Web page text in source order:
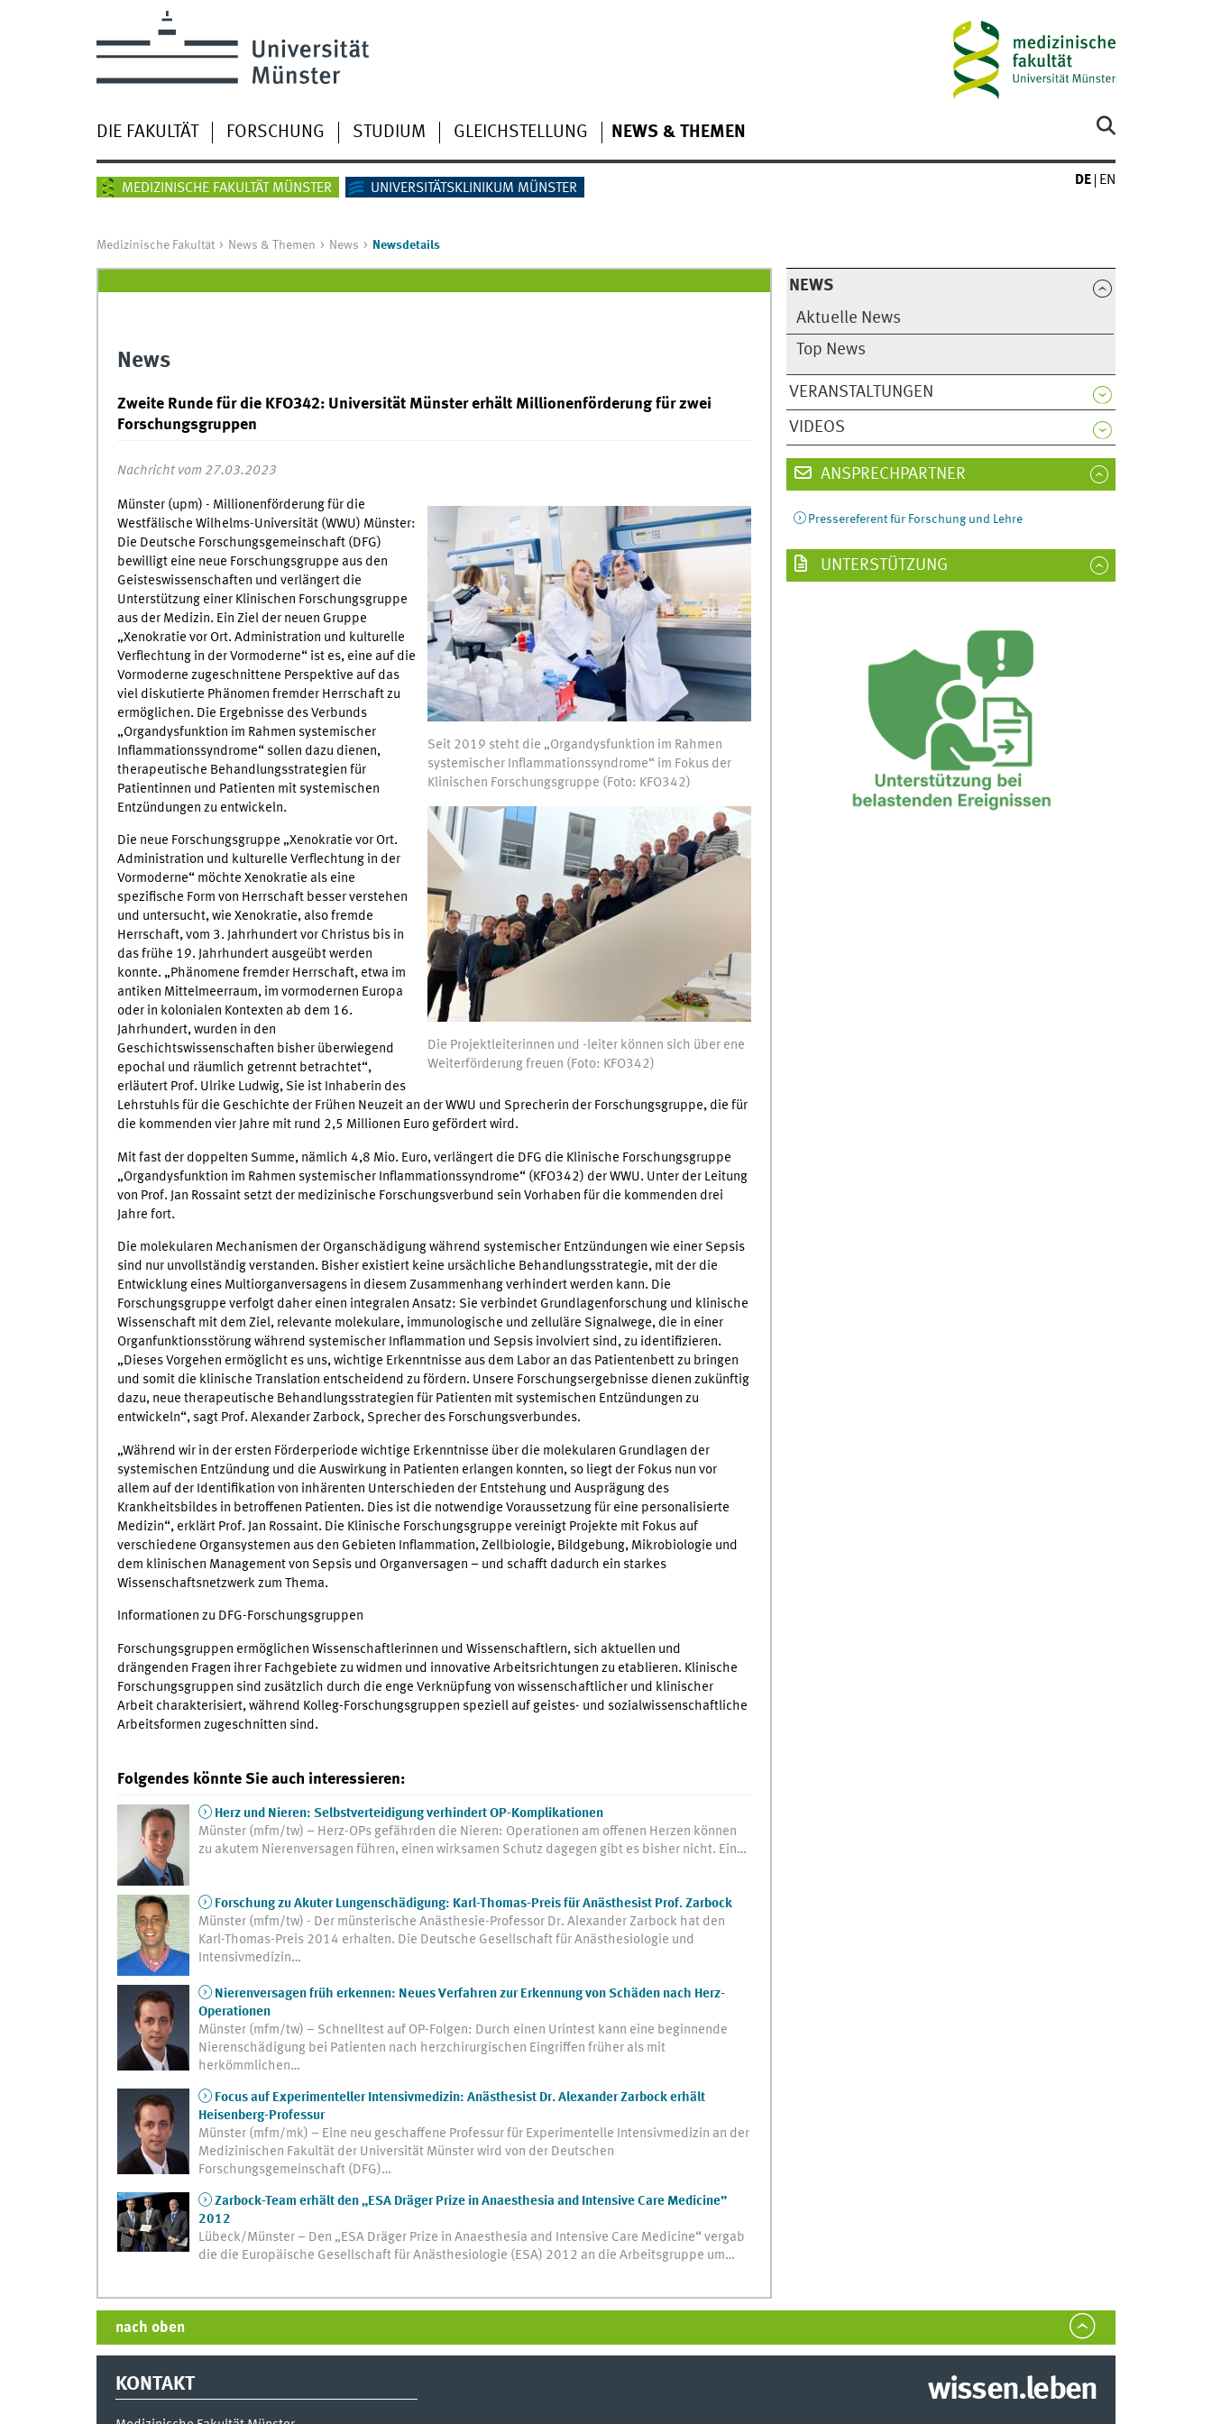
DIE FAKULTÄT FORSCHUNG STUDIUM GLEICHSTELLUNG NEWS & THEMEN
MEDIZINISCHE FAKULTÄT MÜNSTER UNIVERSITÄTSKLINIKUM MÜNSTER
DE EN
Medizinische Fakultät News & Themen News Newsdetails
NEWS
Aktuelle News
Top News
VERANSTALTUNGEN
VIDEOS
News
Zweite Runde für die KFO342: Universität Münster erhält Millionenförderung für zwei
Forschungsgruppen
Nachricht vom 27.03.2023
Seit 2019 steht die „Organdysfunktion im Rahmen
systemischer Inflammationssyndrome“ im Fokus der
Klinischen Forschungsgruppe (Foto: KFO342)
Die Projektleiterinnen und -leiter können sich über ene
Weiterförderung freuen (Foto: KFO342)
Münster (upm) - Millionenförderung für die
Westfälische Wilhelms-Universität (WWU) Münster:
Die Deutsche Forschungsgemeinschaft (DFG)
bewilligt eine neue Forschungsgruppe aus den
Geisteswissenschaften und verlängert die
Unterstützung einer Klinischen Forschungsgruppe
aus der Medizin. Ein Ziel der neuen Gruppe
„Xenokratie vor Ort. Administration und kulturelle
Verflechtung in der Vormoderne“ ist es, eine auf die
Vormoderne zugeschnittene Perspektive auf das
viel diskutierte Phänomen fremder Herrschaft zu
ermöglichen. Die Ergebnisse des Verbunds
„Organdysfunktion im Rahmen systemischer
Inflammationssyndrome“ sollen dazu dienen,
therapeutische Behandlungsstrategien für
Patientinnen und Patienten mit systemischen
Entzündungen zu entwickeln.
Die neue Forschungsgruppe „Xenokratie vor Ort.
Administration und kulturelle Verflechtung in der
Vormoderne“ möchte Xenokratie als eine
spezifische Form von Herrschaft besser verstehen
und untersucht, wie Xenokratie, also fremde
Herrschaft, vom 3. Jahrhundert vor Christus bis in
das frühe 19. Jahrhundert ausgeübt werden
konnte. „Phänomene fremder Herrschaft, etwa im
antiken Mittelmeerraum, im vormodernen Europa
oder in kolonialen Kontexten ab dem 16.
Jahrhundert, wurden in den
Geschichtswissenschaften bisher überwiegend
epochal und räumlich getrennt betrachtet“,
erläutert Prof. Ulrike Ludwig, Sie ist Inhaberin des
Lehrstuhls für die Geschichte der Frühen Neuzeit an der WWU und Sprecherin der Forschungsgruppe, die für
die kommenden vier Jahre mit rund 2,5 Millionen Euro gefördert wird.
Mit fast der doppelten Summe, nämlich 4,8 Mio. Euro, verlängert die DFG die Klinische Forschungsgruppe
„Organdysfunktion im Rahmen systemischer Inflammationssyndrome“ (KFO342) der WWU. Unter der Leitung
von Prof. Jan Rossaint setzt der medizinische Forschungsverbund sein Vorhaben für die kommenden drei
Jahre fort.
Die molekularen Mechanismen der Organschädigung während systemischer Entzündungen wie einer Sepsis
sind nur unvollständig verstanden. Bisher existiert keine ursächliche Behandlungsstrategie, mit der die
Entwicklung eines Multiorganversagens in diesem Zusammenhang verhindert werden kann. Die
Forschungsgruppe verfolgt daher einen integralen Ansatz: Sie verbindet Grundlagenforschung und klinische
Wissenschaft mit dem Ziel, relevante molekulare, immunologische und zelluläre Signalwege, die in einer
Organfunktionsstörung während systemischer Inflammation und Sepsis involviert sind, zu identifizieren.
„Dieses Vorgehen ermöglicht es uns, wichtige Erkenntnisse aus dem Labor an das Patientenbett zu bringen
und somit die klinische Translation entscheidend zu fördern. Unsere Forschungsergebnisse dienen zukünftig
dazu, neue therapeutische Behandlungsstrategien für Patienten mit systemischen Entzündungen zu
entwickeln“, sagt Prof. Alexander Zarbock, Sprecher des Forschungsverbundes.
„Während wir in der ersten Förderperiode wichtige Erkenntnisse über die molekularen Grundlagen der
systemischen Entzündung und die Auswirkung in Patienten erlangen konnten, so liegt der Fokus nun vor
allem auf der Identifikation von inhärenten Unterschieden der Entstehung und Ausprägung des
Krankheitsbildes in betroffenen Patienten. Dies ist die notwendige Voraussetzung für eine personalisierte
Medizin“, erklärt Prof. Jan Rossaint. Die Klinische Forschungsgruppe vereinigt Projekte mit Fokus auf
verschiedene Organsystemen aus den Gebieten Inflammation, Zellbiologie, Bildgebung, Mikrobiologie und
dem klinischen Management von Sepsis und Organversagen – und schafft dadurch ein starkes
Wissenschaftsnetzwerk zum Thema.
Informationen zu DFG-Forschungsgruppen
Forschungsgruppen ermöglichen Wissenschaftlerinnen und Wissenschaftlern, sich aktuellen und
drängenden Fragen ihrer Fachgebiete zu widmen und innovative Arbeitsrichtungen zu etablieren. Klinische
Forschungsgruppen sind zusätzlich durch die enge Verknüpfung von wissenschaftlicher und klinischer
Arbeit charakterisiert, während Kolleg-Forschungsgruppen speziell auf geistes- und sozialwissenschaftliche
Arbeitsformen zugeschnitten sind.
Folgendes könnte Sie auch interessieren:
Herz und Nieren: Selbstverteidigung verhindert OP-Komplikationen
Münster (mfm/tw) – Herz-OPs gefährden die Nieren: Operationen am offenen Herzen können
zu akutem Nierenversagen führen, einen wirksamen Schutz dagegen gibt es bisher nicht. Ein…
Forschung zu Akuter Lungenschädigung: Karl-Thomas-Preis für Anästhesist Prof. Zarbock
Münster (mfm/tw) - Der münsterische Anästhesie-Professor Dr. Alexander Zarbock hat den
Karl-Thomas-Preis 2014 erhalten. Die Deutsche Gesellschaft für Anästhesiologie und
Intensivmedizin…
Nierenversagen früh erkennen: Neues Verfahren zur Erkennung von Schäden nach Herz-
Operationen
Münster (mfm/tw) – Schnelltest auf OP-Folgen: Durch einen Urintest kann eine beginnende
Nierenschädigung bei Patienten nach herzchirurgischen Eingriffen früher als mit
herkömmlichen…
Focus auf Experimenteller Intensivmedizin: Anästhesist Dr. Alexander Zarbock erhält
Heisenberg-Professur
Münster (mfm/mk) – Eine neu geschaffene Professur für Experimentelle Intensivmedizin an der
Medizinischen Fakultät der Universität Münster wird von der Deutschen
Forschungsgemeinschaft (DFG)…
Zarbock-Team erhält den „ESA Dräger Prize in Anaesthesia and Intensive Care Medicine”
2012
Lübeck/Münster – Den „ESA Dräger Prize in Anaesthesia and Intensive Care Medicine“ vergab
die die Europäische Gesellschaft für Anästhesiologie (ESA) 2012 an die Arbeitsgruppe um…
ANSPRECHPARTNER
Pressereferent für Forschung und Lehre
UNTERSTÜTZUNG
nach oben
KONTAKT wissen.leben